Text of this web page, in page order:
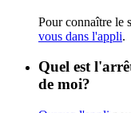
Pour connaître le
vous dans l'appli.
Quel est
de moi?